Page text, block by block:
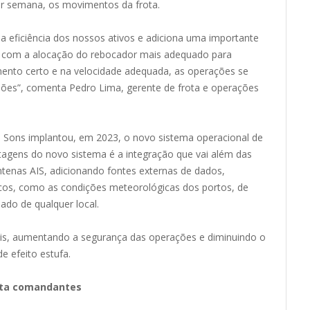
semana, os movimentos da frota.
eficiência dos nossos ativos e adiciona uma importante
a alocação do rebocador mais adequado para
certo e na velocidade adequada, as operações se
comenta Pedro Lima, gerente de frota e operações
implantou, em 2023, o novo sistema operacional de
do novo sistema é a integração que vai além das
AIS, adicionando fontes externas de dados,
como as condições meteorológicas dos portos, de
de qualquer local.
aumentando a segurança das operações e diminuindo o
efeito estufa.
comandantes